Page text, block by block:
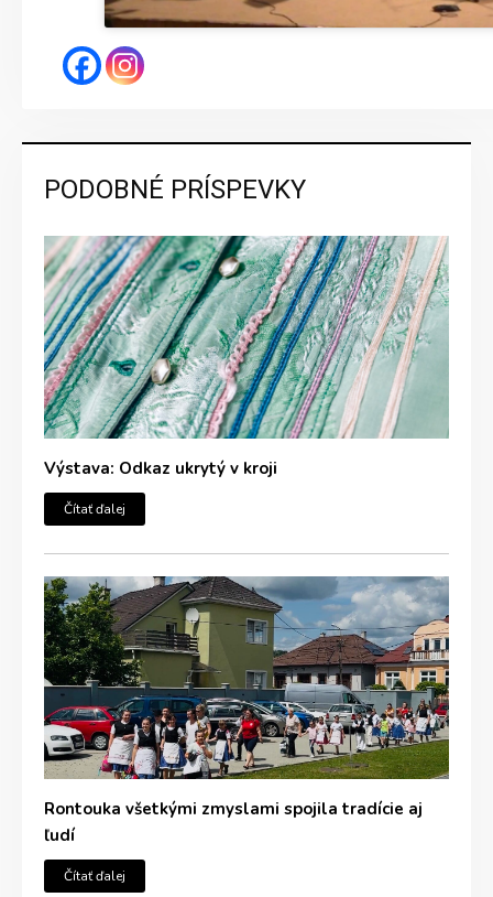
PODOBNÉ PRÍSPEVKY
Výstava: Odkaz ukrytý v kroji
Čítať ďalej
Rontouka všetkými zmyslami spojila tradície aj
ľudí
Čítať ďalej